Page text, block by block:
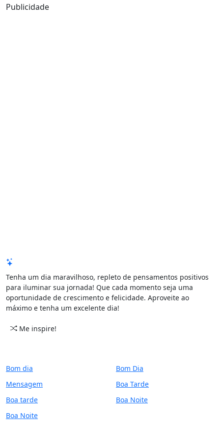
Publicidade
Tenha um dia maravilhoso, repleto de pensamentos positivos
para iluminar sua jornada! Que cada momento seja uma
oportunidade de crescimento e felicidade. Aproveite ao
máximo e tenha um excelente dia!
Me inspire!
Bom dia
Mensagem
Boa tarde
Boa Noite
Bom Dia
Boa Tarde
Boa Noite